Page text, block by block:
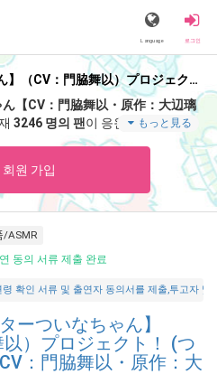
Language 로그인
【鬼っ子ハンターついなちゃん】（CV：門脇舞以）プロジェクト！ (ついなちゃん【CV：門脇舞以・原作：大辺璃紗季】)
【CV：門脇舞以・原作：大辺璃
3246 명의 팬 이 응원 중입니다.つ
作：大辺璃紗季】 팬클럽 「
つい
：大辺璃紗季】
【秋
朱印（秋）🌟授与開始❣️【紅冨台
츠를 즐기실 수 있습니다.
もっと見る
회원 가입
/ASMR
동의 서류 제출 완료
령 확인 서류 및 출연자 동의서를 제출,투고자
ーついなちゃん】
以）プロジェクト！ (つ
：門脇舞以・原作：大